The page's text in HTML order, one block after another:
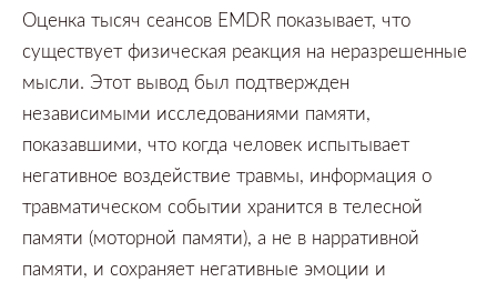
Оценка тысяч сеансов EMDR показывает, что
существует физическая реакция на неразрешенные
мысли. Этот вывод был подтвержден
независимыми исследованиями памяти,
показавшими, что когда человек испытывает
негативное воздействие травмы, информация о
травматическом событии хранится в телесной
памяти (моторной памяти), а не в нарративной
памяти, и сохраняет негативные эмоции и